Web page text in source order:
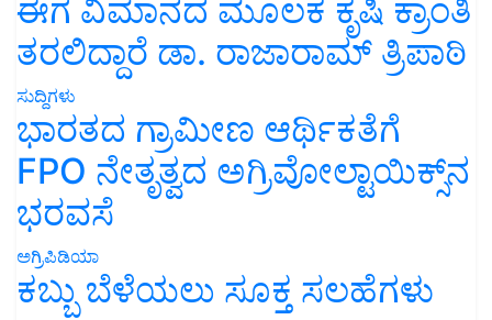
ಈಗ ವಿಮಾನದ ಮೂಲಕ ಕೃಷಿ ಕ್ರಾಂತಿ
ತರಲಿದ್ದಾರೆ ಡಾ. ರಾಜಾರಾಮ್ ತ್ರಿಪಾಠಿ
ಸುದ್ದಿಗಳು
ಭಾರತದ ಗ್ರಾಮೀಣ ಆರ್ಥಿಕತೆಗೆ
FPO ನೇತೃತ್ವದ ಅಗ್ರಿವೋಲ್ಟಾಯಿಕ್ಸ್‌ನ
ಭರವಸೆ
ಅಗ್ರಿಪಿಡಿಯಾ
ಕಬ್ಬು ಬೆಳೆಯಲು ಸೂಕ್ತ ಸಲಹೆಗಳು